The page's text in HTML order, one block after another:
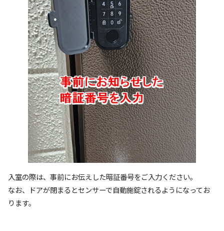
入室の際は、事前にお伝えした暗証番号をご入力ください。
なお、ドアが閉まるとセンサーで自動施錠されるようになってお
ります。